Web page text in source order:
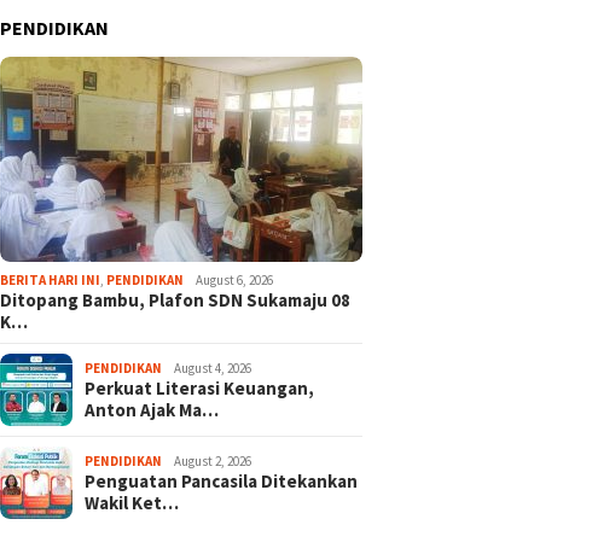
PENDIDIKAN
BERITA HARI INI PENDIDIKAN August 6, 2026
Ditopang Bambu, Plafon SDN Sukamaju 08
K…
PENDIDIKAN August 4, 2026
Perkuat Literasi Keuangan,
Anton Ajak Ma…
PENDIDIKAN August 2, 2026
Penguatan Pancasila Ditekankan
Wakil Ket…